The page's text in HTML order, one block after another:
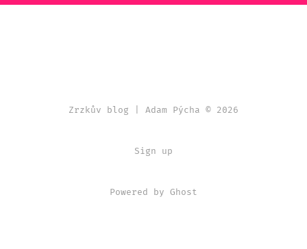
Zrzkův blog | Adam Pýcha © 2026
Sign up
Powered by Ghost